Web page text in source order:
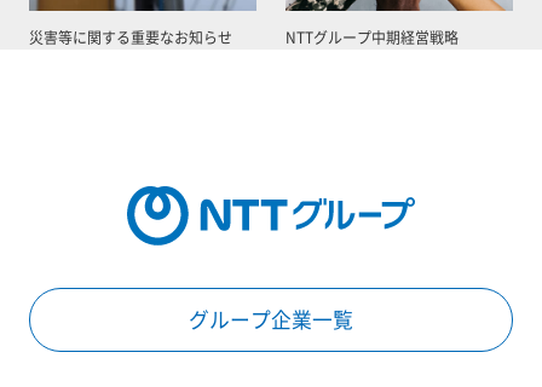
災害等に関する重要なお知らせ NTTグループ中期経営戦略
グループ企業一覧